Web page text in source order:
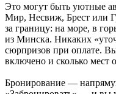
Это могут быть уютные
Мир, Несвиж, Брест или
за границу: на море, в
из Минска. Никаких
сюрпризов при оплате. Вы
включено и сколько мест
Бронирование —